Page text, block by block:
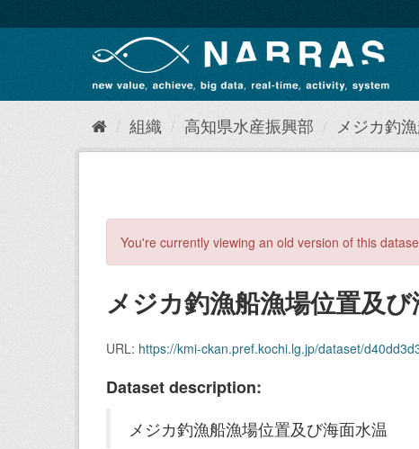
キ
て
組織 高知県水産振興部 メジカ釣
You're currently viewing an old version of this
メジカ釣漁船漁場位置及び
URL: https://kmi-ckan.pref.kochi.lg.jp/dataset/d40dd3d3-1def-
Dataset description:
メジカ釣漁船漁場位置及び海面水温